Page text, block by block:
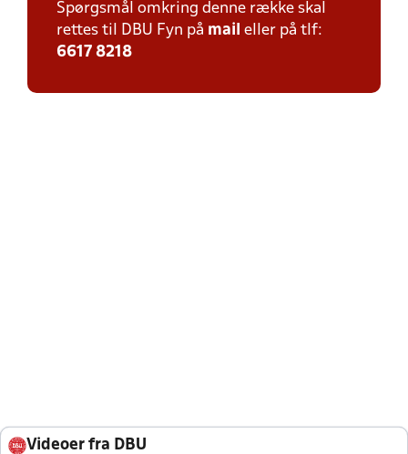
Spørgsmål omkring denne række skal
rettes til DBU Fyn på mail eller på tlf:
6617 8218
Videoer fra DBU